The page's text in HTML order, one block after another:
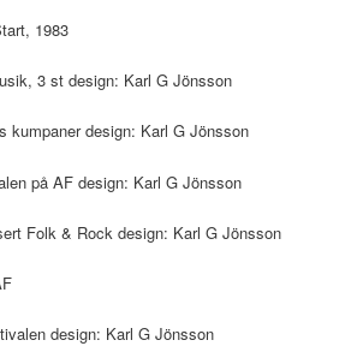
1983
3 st design: Karl G Jönsson
kumpaner design: Karl G Jönsson
på AF design: Karl G Jönsson
Folk & Rock design: Karl G Jönsson
design: Karl G Jönsson